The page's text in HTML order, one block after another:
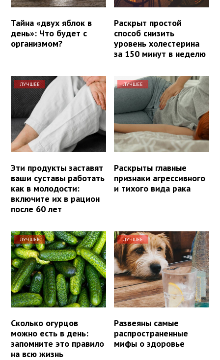
Тайна «двух яблок в
день»: Что будет с
организмом?
Раскрыт простой
способ снизить
уровень холестерина
за 150 минут в неделю
ЛУЧШЕЕ
Эти продукты заставят
ваши суставы работать
как в молодости:
включите их в рацион
после 60 лет
ЛУЧШЕЕ
Раскрыты главные
признаки агрессивного
и тихого вида рака
ЛУЧШЕЕ
Сколько огурцов
можно есть в день:
запомните это правило
на всю жизнь
ЛУЧШЕЕ
Развеяны самые
распространенные
мифы о здоровье